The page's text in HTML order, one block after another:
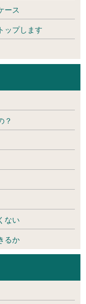
ース
ップします
？
ない
るか